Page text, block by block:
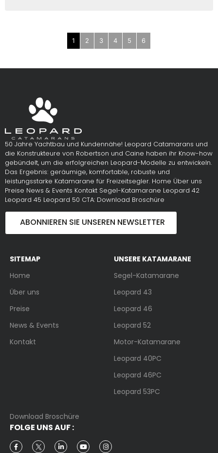
1 2 3 4 5 6
50 Jahre Yachtbau und Kundennähe! Leopard Catamarans und
die Konstrukteure von Robertson und Caine haben ihr Know-how
gebündelt, um die erfolgreichen Leopard-Modelle zu entwickeln.
Das Ergebnis: geräumige, komfortable, robuste und
leistungsstarke Katamarane für Freizeitsegler. Home Über uns
Preise News & Events Kontakt Segel-Katamarane Leopard 42
Leopard 45 Leopard 50 CTA: Download Broschüre
ABONNIEREN SIE UNSEREN NEWSLETTER
SITEMAP
Home
Über uns
Preise
News & Events
Kontakt
UNSERE KATAMARANE
Segel-Katamarane
Leopard 43
Leopard 46
Leopard 52
Motor-Katamarane
Leopard 40PC
Leopard 46PC
Leopard 53PC
Download Broschüre
FOLGE UNS AUF :